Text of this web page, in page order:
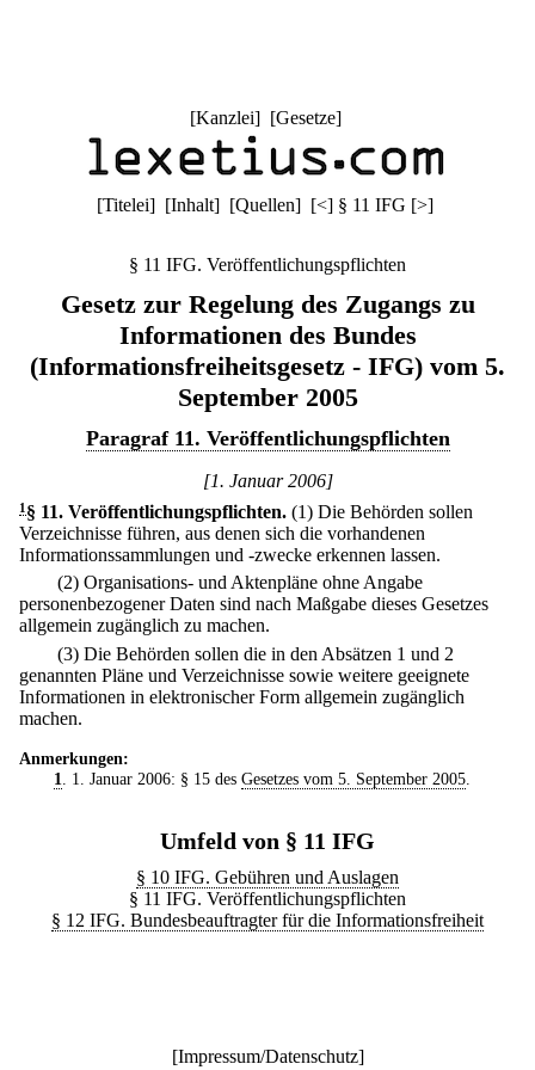
[Kanzlei] [Gesetze]
[Titelei] [Inhalt] [Quellen] [<] § 11 IFG [>]
§ 11 IFG. Veröffentlichungspflichten
Gesetz zur Regelung des Zugangs zu
Informationen des Bundes
(Informationsfreiheitsgesetz - IFG) vom 5.
September 2005
Paragraf 11. Veröffentlichungspflichten
[1. Januar 2006]
1 § 11. Veröffentlichungspflichten. (1) Die Behörden sollen
Verzeichnisse führen, aus denen sich die vorhandenen
Informationssammlungen und -zwecke erkennen lassen.
(2) Organisations- und Aktenpläne ohne Angabe
personenbezogener Daten sind nach Maßgabe dieses Gesetzes
allgemein zugänglich zu machen.
(3) Die Behörden sollen die in den Absätzen 1 und 2
genannten Pläne und Verzeichnisse sowie weitere geeignete
Informationen in elektronischer Form allgemein zugänglich
machen.
Anmerkungen:
1
. 1. Januar 2006: § 15 des Gesetzes vom 5. September 2005.
Umfeld von § 11 IFG
§ 10 IFG. Gebühren und Auslagen
§ 11 IFG. Veröffentlichungspflichten
§ 12 IFG. Bundesbeauftragter für die Informationsfreiheit
[Impressum/Datenschutz]